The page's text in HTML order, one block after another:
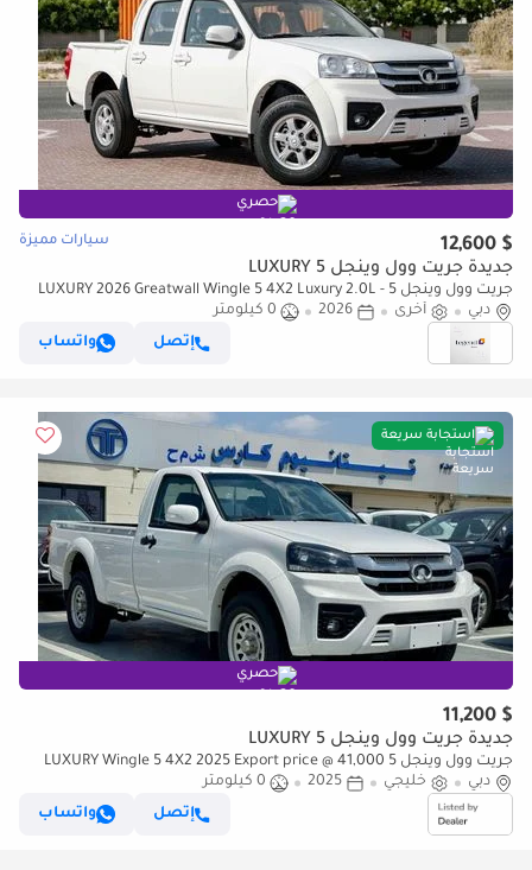
حصري
$ 12,600 سيارات مميزة
جديدة جريت وول وينجل 5 LUXURY
جريت وول وينجل 5 LUXURY 2026 Greatwall Wingle 5 4X2 Luxury 2.0L -
Manual - Titanium White Inside Black | Export Price
دبي أخرى 2026
0 كيلومتر
إتصل
واتساب
استجابة سريعة
حصري
$ 11,200
جديدة جريت وول وينجل 5 LUXURY
جريت وول وينجل 5 LUXURY Wingle 5 4X2 2025 Export price @ 41,000
AEDدبي خليجي 2025
0 كيلومتر
إتصل
واتساب